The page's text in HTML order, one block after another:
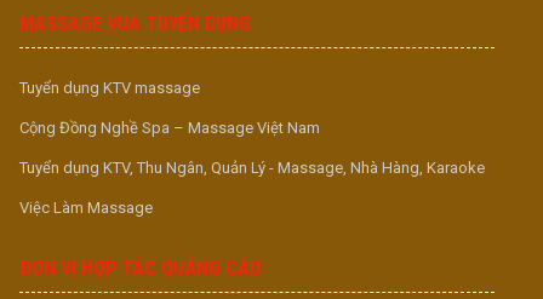
MASSAGE VUA TUYỂN DỤNG
Tuyển dụng KTV massage
Cộng Đồng Nghề Spa – Massage Việt Nam
Tuyển dụng KTV, Thu Ngân, Quản Lý - Massage, Nhà Hàng, Karaoke
Việc Làm Massage
ĐƠN VỊ HỢP TÁC QUẢNG CÁO